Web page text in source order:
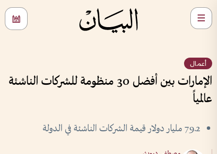
أعمال
الإمارات بين أفضل 30 منظومة للشركات الناشئة
عالمياً
79.2 مليار دولار قيمة الشركات الناشئة في الدولة